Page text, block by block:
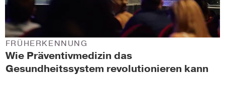
Wie Präventivmedizin das
Gesundheitssystem revolutionieren kann
FRÜHERKENNUNG